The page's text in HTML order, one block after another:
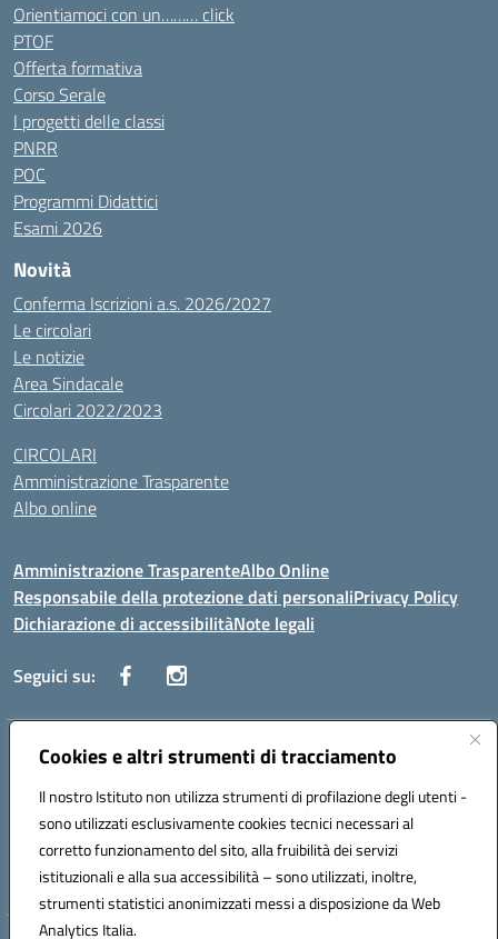
Cookies e altri strumenti di tracciamento
Il nostro Istituto non utilizza strumenti di profilazione degli utenti -
sono utilizzati esclusivamente cookies tecnici necessari al
corretto funzionamento del sito, alla fruibilità dei servizi
istituzionali e alla sua accessibilità – sono utilizzati, inoltre,
strumenti statistici anonimizzati messi a disposizione da Web
Analytics Italia.
Orientiamoci con un……… click
PTOF
Offerta formativa
Corso Serale
I progetti delle classi
PNRR
POC
Programmi Didattici
Esami 2026
Novità
Conferma Iscrizioni a.s. 2026/2027
Le circolari
Le notizie
Area Sindacale
Circolari 2022/2023
CIRCOLARI
Amministrazione Trasparente
Albo online
Amministrazione TrasparenteAlbo Online
Responsabile della protezione dati personaliPrivacy Policy
Dichiarazione di accessibilitàNote legali
Seguici su:
Indirizzo:Corso Vittorio Emanuele, 27 90133 - Palermo
Posta elettronica certificata (PEC):pais03600r@pec.istruzione.it
Codice fiscale: 97308550827
Codice meccanografico: PAIS03600R